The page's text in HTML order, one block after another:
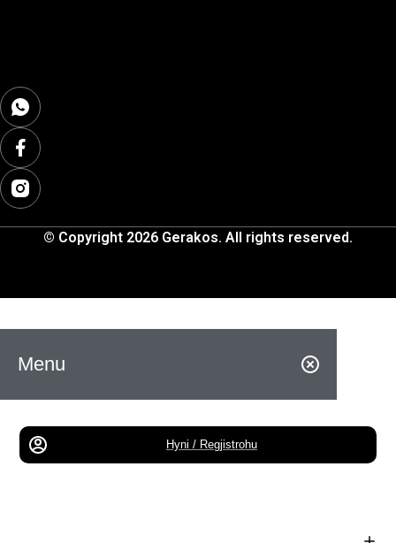
© Copyright 2026 Gerakos. All rights reserved.
Menu
Hyni / Regjistrohu